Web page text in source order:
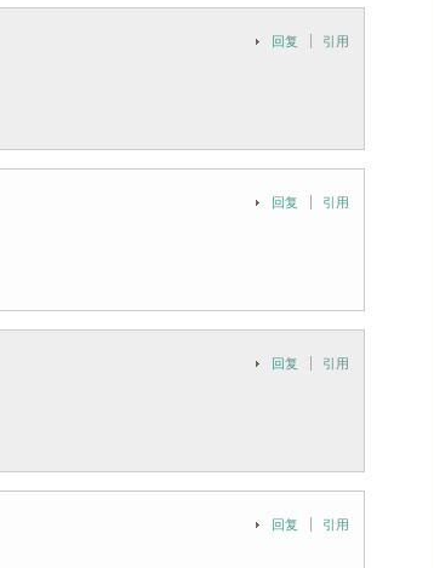
回复 引用
回复 引用
回复 引用
回复 引用